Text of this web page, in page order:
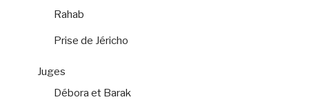
Rahab
Prise de Jéricho
Juges
Débora et Barak